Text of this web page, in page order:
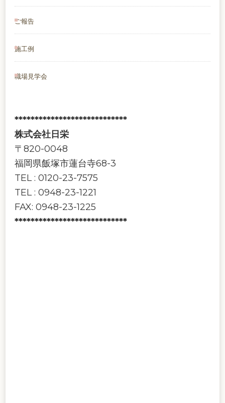
ご報告
施工例
職場見学会
****************************
株式会社日栄
〒820-0048
福岡県飯塚市蓮台寺68-3
TEL : 0120-23-7575
TEL : 0948-23-1221
FAX: 0948-23-1225
****************************